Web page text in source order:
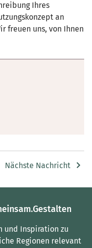
Ihres
an
freuen uns, von Ihnen
Nächste Nachricht
und Inspiration zu
Regionen relevant